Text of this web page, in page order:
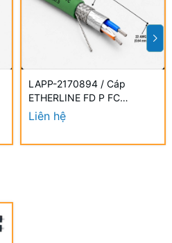
LAPP-2170894 / Cáp
ETHERLINE FD P FC
UL/CSA CAT.5 2x2x22 AWG
Liên hệ